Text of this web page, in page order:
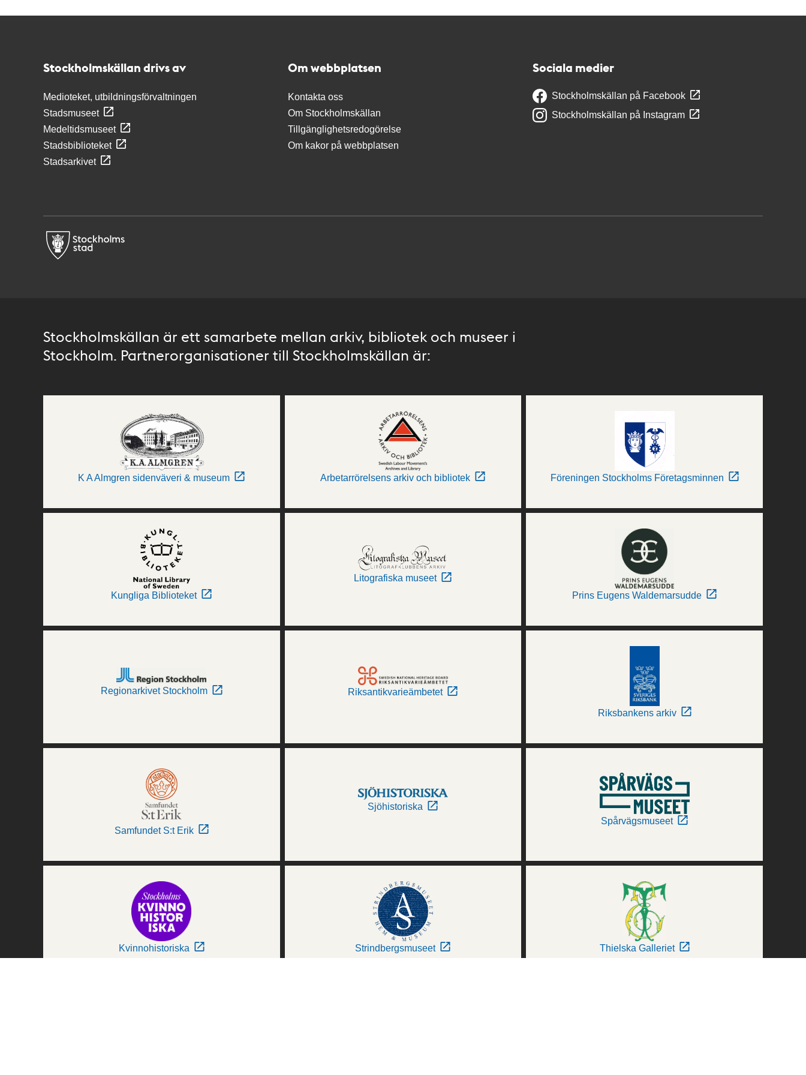
Stockholmskällan drivs av
Medioteket, utbildningsförvaltningen
Stadsmuseet
Medeltidsmuseet
Stadsbiblioteket
Stadsarkivet
Om webbplatsen
Kontakta oss
Om Stockholmskällan
Tillgänglighetsredogörelse
Om kakor på webbplatsen
Sociala medier
Stockholmskällan på Facebook
Stockholmskällan på Instagram
Stockholmskällan är ett samarbete mellan arkiv, bibliotek och museer i
Stockholm. Partnerorganisationer till Stockholmskällan är:
K A Almgren sidenväveri & museum Arbetarrörelsens arkiv och bibliotek Föreningen Stockholms Företagsminnen
Kungliga Biblioteket
Litografiska museet
Prins Eugens Waldemarsudde
Regionarkivet Stockholm Riksantikvarieämbetet
Riksbankens arkiv
Samfundet S:t Erik
Sjöhistoriska
Spårvägsmuseet
Kvinnohistoriska Strindbergsmuseet Thielska Galleriet